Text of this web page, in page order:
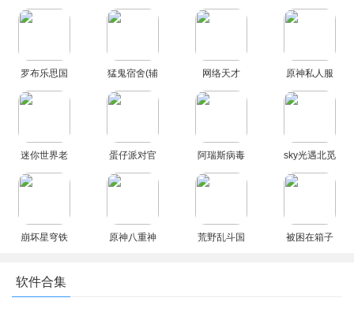
罗布乐思国
际版手游
2026最新版
猛鬼宿舍(辅
助菜单)主播
同款游戏
网络天才
akinator安
卓中文版安
原神私人服
官方正版
(YuukiGI
迷你世界老
版本0.44.2
不用实名认
蛋仔派对官
方下载正版
安装最新版
阿瑞斯病毒
2内置作弊
菜单免登录
sky光遇北觅
全物品解锁
版最新版本
崩坏星穹铁
原神八重神
荒野乱斗国
被困在箱子
软件合集